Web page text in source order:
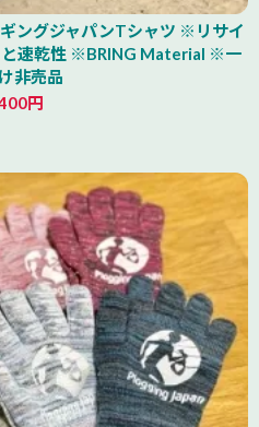
ングジャパンTシャツ ※リサイ
と速乾性 ※BRING Material ※一
非売品
円